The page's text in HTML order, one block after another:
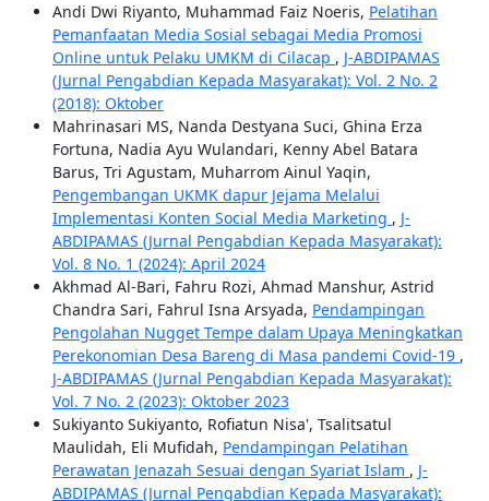
Andi Dwi Riyanto, Muhammad Faiz Noeris, Pelatihan
Pemanfaatan Media Sosial sebagai Media Promosi
Online untuk Pelaku UMKM di Cilacap , J-ABDIPAMAS
(Jurnal Pengabdian Kepada Masyarakat): Vol. 2 No. 2
(2018): Oktober
Mahrinasari MS, Nanda Destyana Suci, Ghina Erza
Fortuna, Nadia Ayu Wulandari, Kenny Abel Batara
Barus, Tri Agustam, Muharrom Ainul Yaqin,
Pengembangan UKMK dapur Jejama Melalui
Implementasi Konten Social Media Marketing , J-
ABDIPAMAS (Jurnal Pengabdian Kepada Masyarakat):
Vol. 8 No. 1 (2024): April 2024
Akhmad Al-Bari, Fahru Rozi, Ahmad Manshur, Astrid
Chandra Sari, Fahrul Isna Arsyada, Pendampingan
Pengolahan Nugget Tempe dalam Upaya Meningkatkan
Perekonomian Desa Bareng di Masa pandemi Covid-19 ,
J-ABDIPAMAS (Jurnal Pengabdian Kepada Masyarakat):
Vol. 7 No. 2 (2023): Oktober 2023
Sukiyanto Sukiyanto, Rofiatun Nisa', Tsalitsatul
Maulidah, Eli Mufidah, Pendampingan Pelatihan
Perawatan Jenazah Sesuai dengan Syariat Islam , J-
ABDIPAMAS (Jurnal Pengabdian Kepada Masyarakat):